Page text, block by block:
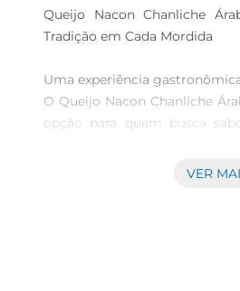
Queijo Nacon Chanliche
Tradição em Cada Mordida
Uma experiência
O Queijo Nacon Chanliche
opção para quem busca
queijo é idealpara ser
VER